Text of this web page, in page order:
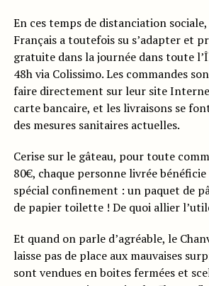
En ces temps de distanciation
Français a toutefois su s’adapter et
gratuite dans la journée dans toute
48h via Colissimo. Les commandes
faire directement sur leur site
carte bancaire, et les livraisons se
des mesures sanitaires actuelles.
Cerise sur le gâteau, pour toute
80€, chaque personne livrée
spécial confinement : un paquet de
de papier toilette ! De quoi allier
Et quand on parle d’agréable, le
laisse pas de place aux mauvaises
sont vendues en boites fermées et